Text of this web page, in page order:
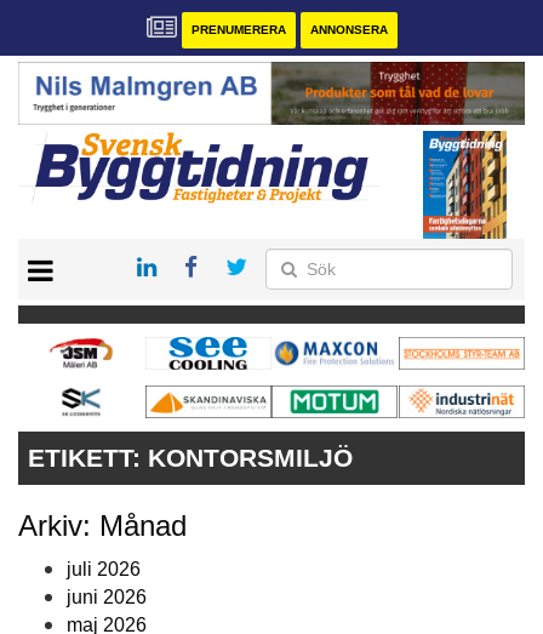
PRENUMERERA ANNONSERA
PRENUMERERA
VÅRA ANDRA MAGASIN
ANNONSERA
ETIKETT: KONTORSMILJÖ
Arkiv: Månad
juli 2026
juni 2026
maj 2026